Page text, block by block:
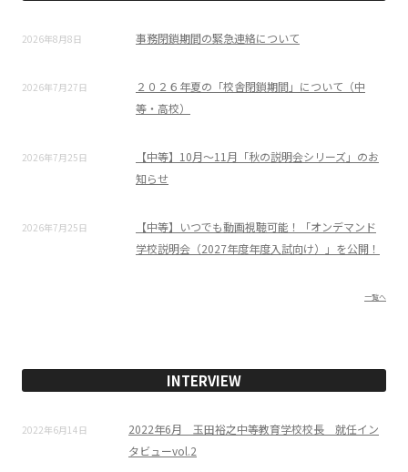
2026年8月8日 事務閉鎖期間の緊急連絡について
2026年7月27日
２０２６年夏の「校舎閉鎖期間」について（中
等・高校）
2026年7月25日
【中等】10月～11月「秋の説明会シリーズ」のお
知らせ
2026年7月25日
【中等】いつでも動画視聴可能！「オンデマンド
学校説明会（2027年度年度入試向け）」を公開！
一覧へ
INTERVIEW
2022年6月14日
2022年6月 玉田裕之中等教育学校校長 就任イン
タビューvol.2